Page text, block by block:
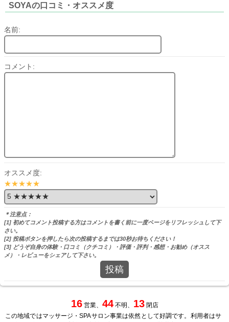
SOYAの口コミ・オススメ度
名前:
コメント:
オススメ度:
★★★★★
＊注意点：
[1] 初めてコメント投稿する方はコメントを書く前に一度ページをリフレッシュして下
さい。
[2] 投稿ボタンを押したら次の投稿するまでは30秒お待ちください！
[3] どうぞ自身の体験・口コミ（クチコミ）・評価・評判・感想・お勧め（オスス
メ）・レビューをシェアして下さい。
投稿
16営業、 44不明、 13閉店
この地域ではマッサージ・SPAサロン事業は依然として好調です。利用者はサ